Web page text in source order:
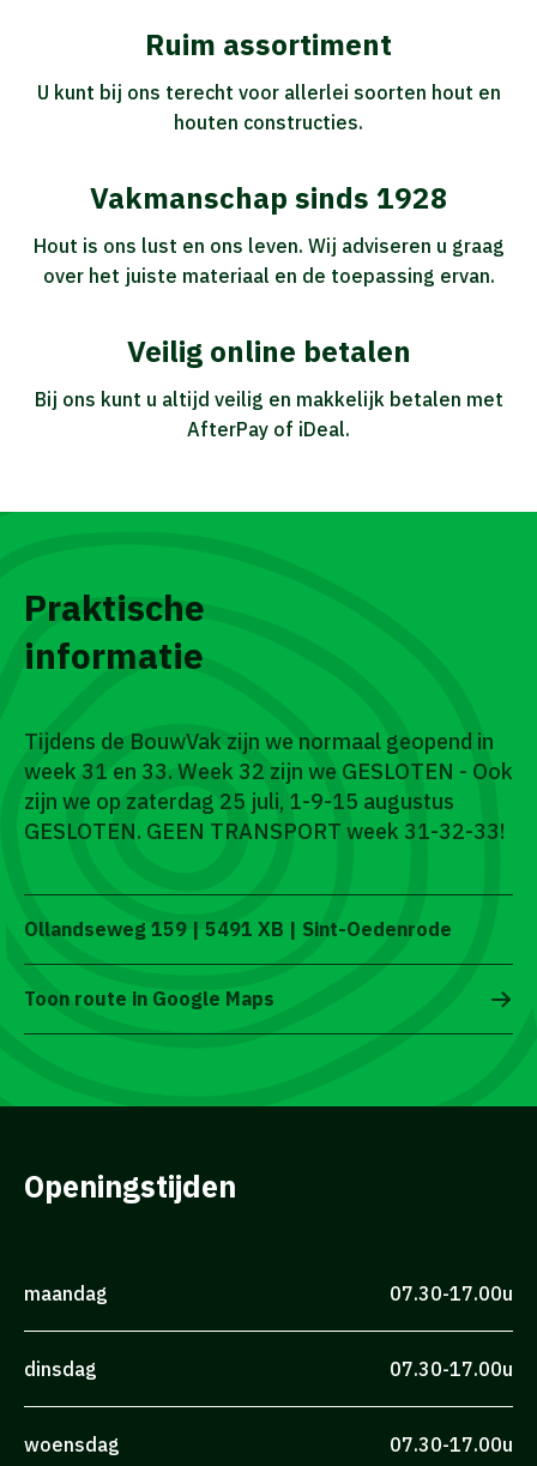
Ruim assortiment
U kunt bij ons terecht voor allerlei soorten hout en
houten constructies.
Vakmanschap sinds 1928
Hout is ons lust en ons leven. Wij adviseren u graag
over het juiste materiaal en de toepassing ervan.
Veilig online betalen
Bij ons kunt u altijd veilig en makkelijk betalen met
AfterPay of iDeal.
Praktische
informatie
Tijdens de BouwVak zijn we normaal geopend in
week 31 en 33. Week 32 zijn we GESLOTEN - Ook
zijn we op zaterdag 25 juli, 1-9-15 augustus
GESLOTEN. GEEN TRANSPORT week 31-32-33!
Ollandseweg 159 | 5491 XB | Sint-Oedenrode
Toon route in Google Maps
Openingstijden
maandag 07.30-17.00u
dinsdag 07.30-17.00u
woensdag 07.30-17.00u